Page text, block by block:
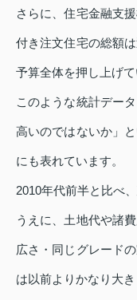
さらに、住宅金融支
付き注文住宅の総額
予算全体を押し上げ
このような統計デー
高いのではないか」
にも表れています。
2010年代前半と比べ
うえに、土地代や諸
広さ・同じグレード
は以前よりかなり大き